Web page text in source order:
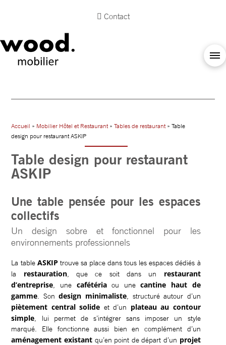
Contact
Accueil » Mobilier Hôtel et Restaurant»Tables de restaurant» Table
design pour restaurant ASKIP
Table design pour restaurant
ASKIP
Une table pensée pour les espaces
collectifs
Un design sobre et fonctionnel pour les
environnements professionnels
La table ASKIP trouve sa place dans tous les espaces dédiés à
la restauration, que ce soit dans un restaurant
d’entreprise , une cafétériaou unecantine haut de
gamme . Sondesign minimaliste , structuré autour d’un
piètement central solide et d’un plateau au contour
simple , lui permet de s’intégrer sans imposer un style
marqué. Elle fonctionne aussi bien en complément d’un
aménagement existant qu’en point de départ d’un projet